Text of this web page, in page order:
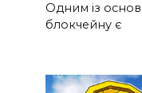
Одним із
блокчейну є